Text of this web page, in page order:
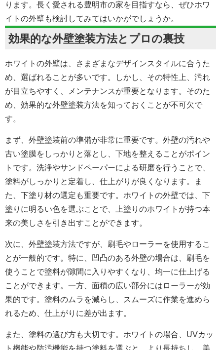
ります。長く愛される豊明市の家を目指すなら、ぜひホワ
イトの外壁も検討してみてはいかがでしょうか。
効果的な外壁塗装方法とプロの裏技
ホワイトの外壁は、さまざまなデザインスタイルに合うた
め、選ばれることが多いです。しかし、その特性上、汚れ
が目立ちやすく、メンテナンスが重要となります。そのた
め、効果的な外壁塗装方法を知っておくことが不可欠で
す。
まず、 外壁塗装前の準備が非常に重要です。外壁の汚れや
古い塗膜をしっかりと落とし、下地を整えることがポイン
トです。洗浄やサンドペーパーによる研磨を行うことで、
塗料がしっかりと定着し、仕上がりが良くなります。ま
た、下塗り材の選定も重要です。ホワイトの外壁では、下
塗りに明るい色を選ぶことで、上塗りのホワイトが持つ本
来の美しさを引き出すことができます。
次に、 外壁塗装方法ですが、刷毛やローラーを使用するこ
とが一般的です。特に、凹凸のある外壁の場合は、刷毛を
使うことで塗料が隙間に入りやすくなり、均一に仕上げる
ことができます。一方、面積の広い部分にはローラーが効
果的です。塗料のムラを減らし、スムーズに作業を進めら
れるため、仕上がりに差が出ます。
また、塗料の選び方も大切です。ホワイトの場合、UVカッ